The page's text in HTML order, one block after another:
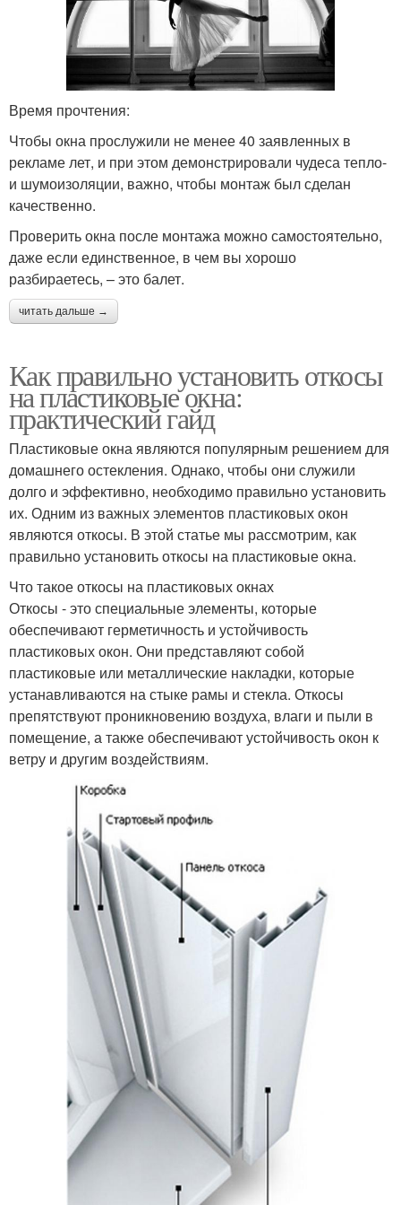
Время прочтения:
Чтобы окна прослужили не менее 40 заявленных в
рекламе лет, и при этом демонстрировали чудеса тепло-
и шумоизоляции, важно, чтобы монтаж был сделан
качественно.
Проверить окна после монтажа можно самостоятельно,
даже если единственное, в чем вы хорошо
разбираетесь, – это балет.
читать дальше →
Как правильно установить откосы
на пластиковые окна:
практический гайд
Пластиковые окна являются популярным решением для
домашнего остекления. Однако, чтобы они служили
долго и эффективно, необходимо правильно установить
их. Одним из важных элементов пластиковых окон
являются откосы. В этой статье мы рассмотрим, как
правильно установить откосы на пластиковые окна.
Что такое откосы на пластиковых окнах
Откосы - это специальные элементы, которые
обеспечивают герметичность и устойчивость
пластиковых окон. Они представляют собой
пластиковые или металлические накладки, которые
устанавливаются на стыке рамы и стекла. Откосы
препятствуют проникновению воздуха, влаги и пыли в
помещение, а также обеспечивают устойчивость окон к
ветру и другим воздействиям.